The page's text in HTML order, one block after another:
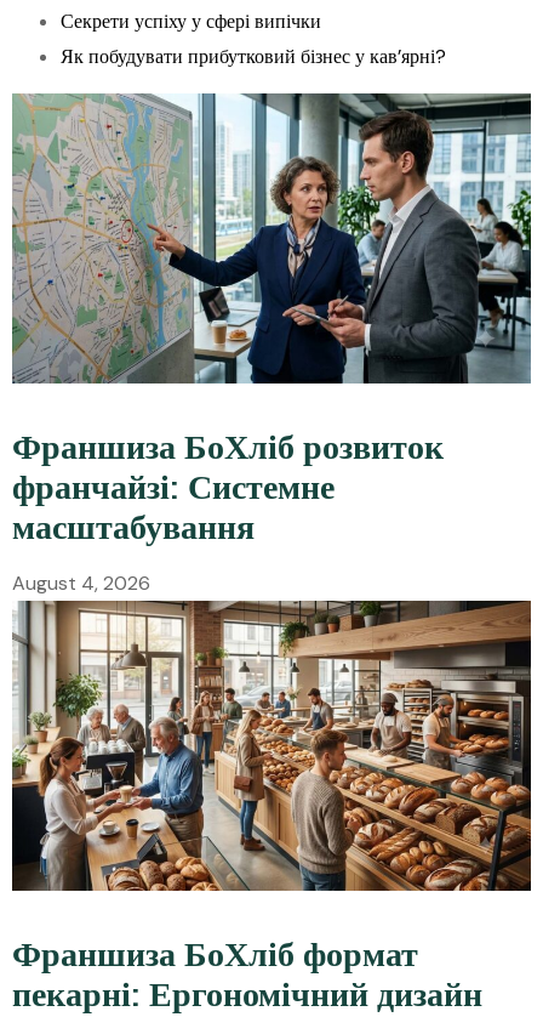
Секрети успіху у сфері випічки
Як побудувати прибутковий бізнес у кав’ярні?
Франшиза БоХліб розвиток
франчайзі: Системне
масштабування
August 4, 2026
Франшиза БоХліб формат
пекарні: Ергономічний дизайн